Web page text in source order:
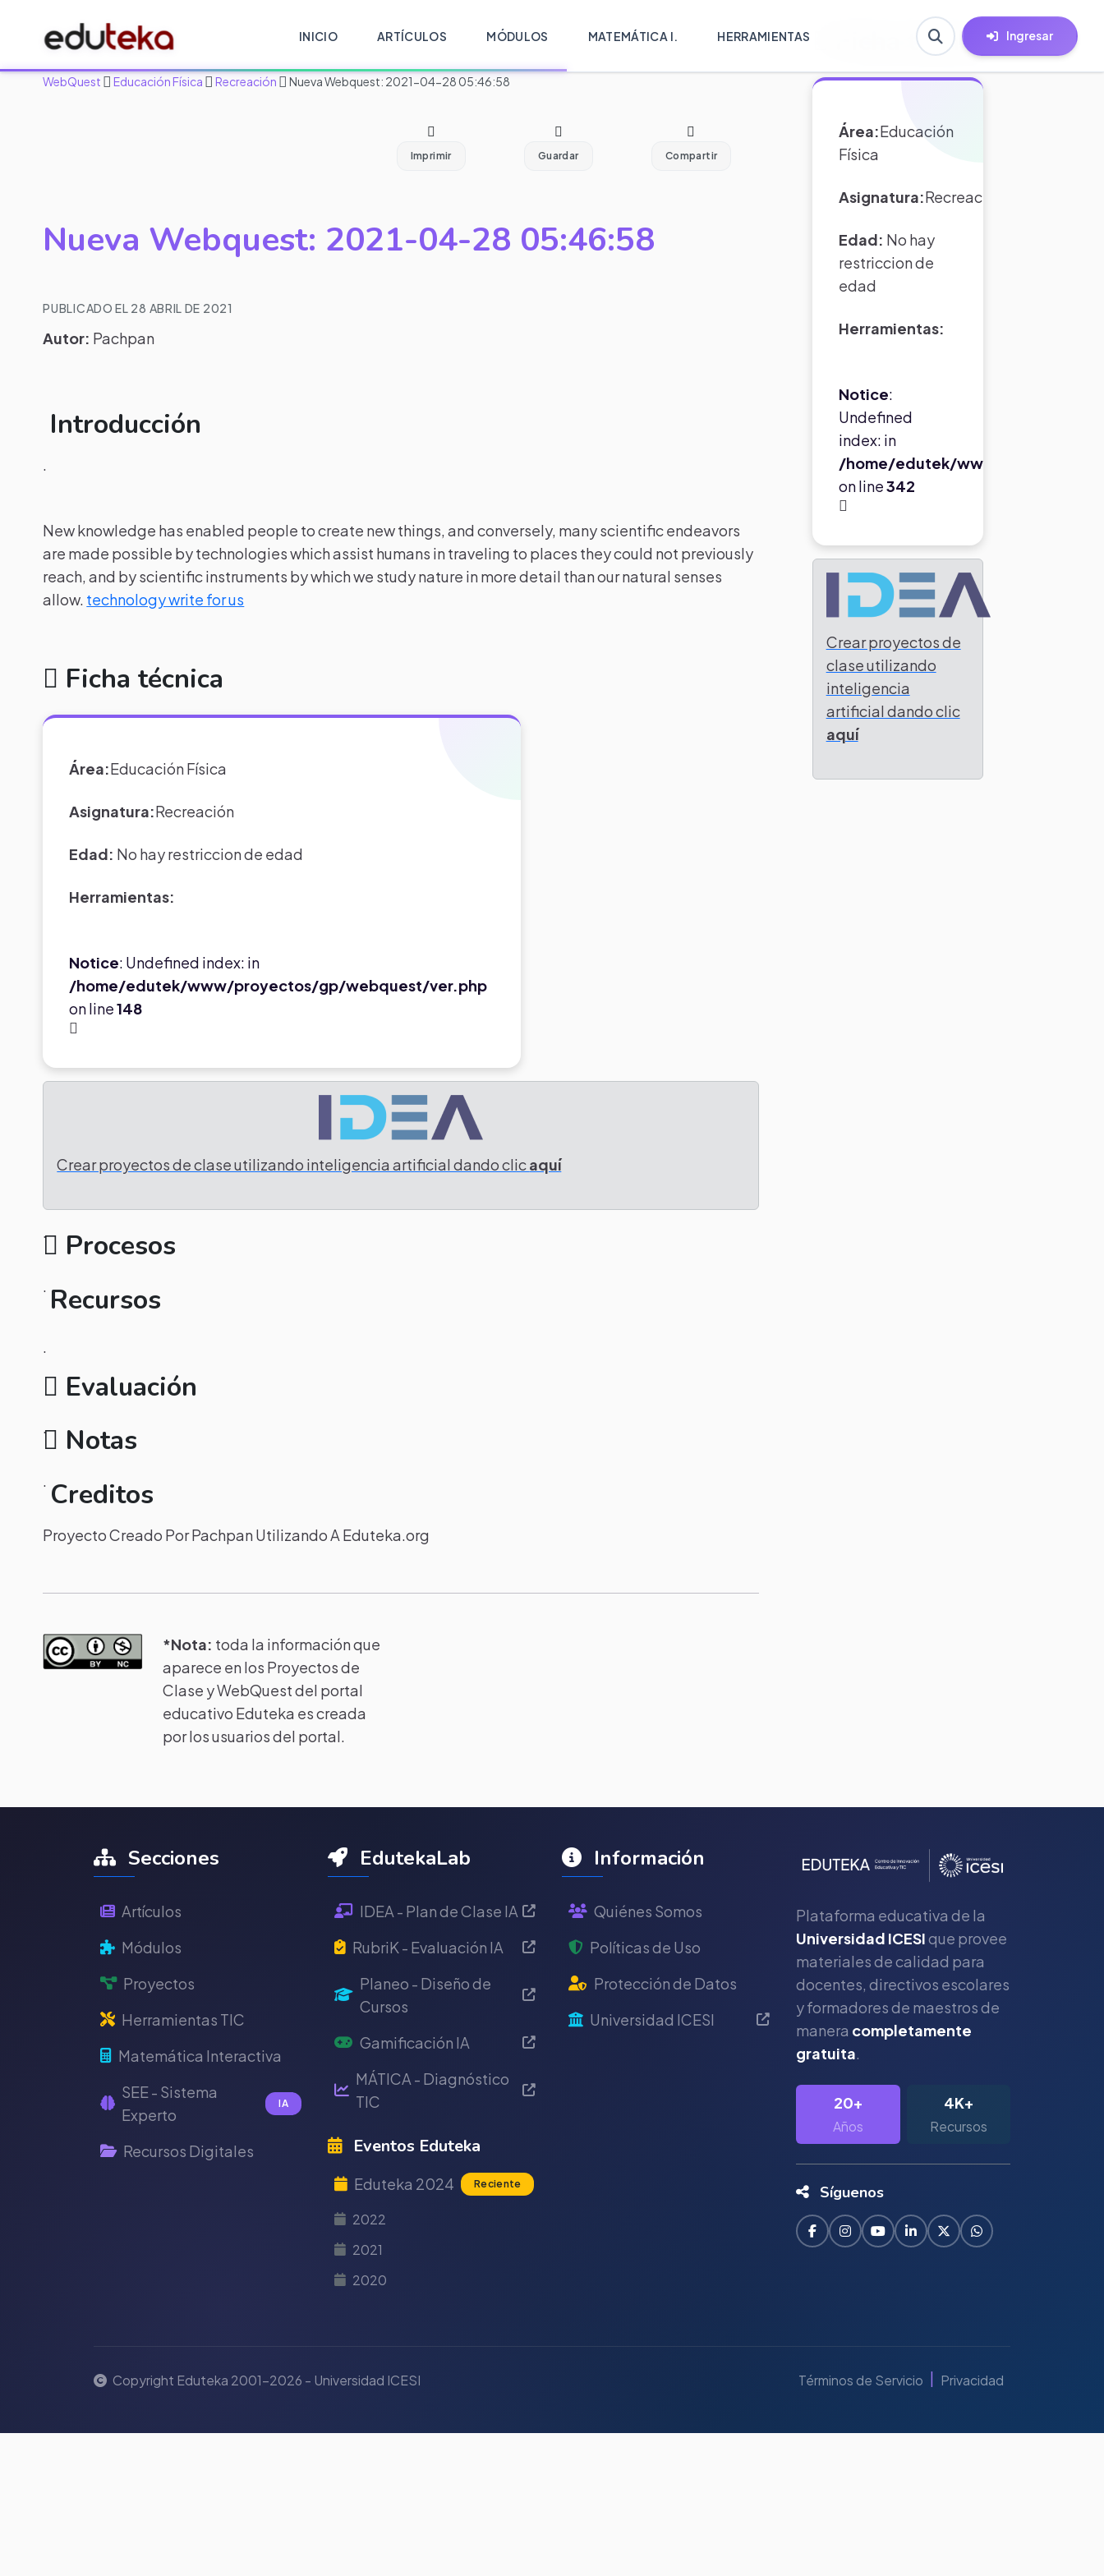
INICIO ARTÍCULOS MÓDULOS MATEMÁTICA I. HERRAMIENTAS Ingresar
WebQuest Educación Física Recreación Nueva Webquest: 2021-04-28 05:46:58
Imprimir Guardar Compartir
Nueva Webquest: 2021-04-28 05:46:58
PUBLICADO EL 28 ABRIL DE 2021
Autor: Pachpan
Introducción
.
New knowledge has enabled people to create new things, and conversely, many scientific endeavors
are made possible by technologies which assist humans in traveling to places they could not previously
reach, and by scientific instruments by which we study nature in more detail than our natural senses
allow. technology write for us
Ficha técnica
Área:Educación Física
Asignatura:Recreación
Edad: No hay restriccion de edad
Herramientas:
Notice: Undefined index: in
/home/edutek/www/proyectos/gp/webquest/ver.php
on line148
Crear proyectos de clase utilizando inteligencia artificial dando clicaquí
. Procesos
.Recursos
.
Evaluación
. Notas
.Creditos
Proyecto Creado Por Pachpan Utilizando A Eduteka.org
*Nota: toda la información que
aparece en los Proyectos de
Clase y WebQuest del portal
educativo Eduteka es creada
por los usuarios del portal.
Ficha técnica
Área:Educación
Física
Asignatura:Recreación
Edad: No hay
restriccion de
edad
Herramientas:
Notice:
Undefined
index: in
/home/edutek/www/proyectos/
on line342
Crear proyectos de
clase utilizando
inteligencia
artificial dando clic
aquí
Secciones
Artículos
Módulos
Proyectos
Herramientas TIC
Matemática Interactiva
SEE - Sistema
Experto
IA
Recursos Digitales
EdutekaLab
IDEA - Plan de Clase IA
RubriK - Evaluación IA
Planeo - Diseño de
Cursos
Gamificación IA
MÁTICA - Diagnóstico
TIC
Eventos Eduteka
Eduteka 2024 Reciente
2022
2021
2020
Información
Quiénes Somos
Políticas de Uso
Protección de Datos
Universidad ICESI
Plataforma educativa de la
Universidad ICESIque provee
materiales de calidad para
docentes, directivos escolares
y formadores de maestros de
manera completamente
gratuita
20+
Años
4K+
Recursos
Síguenos
Copyright Eduteka 2001-2026 - Universidad ICESI Términos de Servicio | Privacidad